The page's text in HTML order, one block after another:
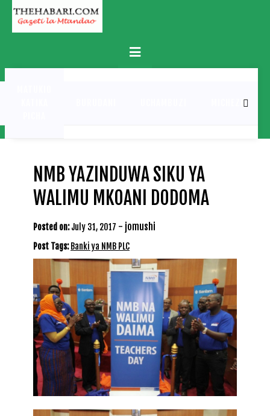
Skip
content
Primary
Menu
MICHEZO
NMB YAZINDUWA SIKU YA
WALIMU MKOANI DODOMA
Posted on: July 31, 2017 - jomushi
Post Tags: Banki ya NMB PLC